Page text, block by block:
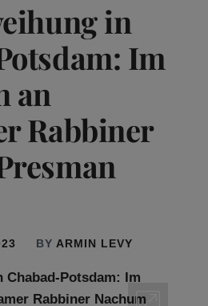
in
Im
an
Rabbiner
BY ARMIN LEVY